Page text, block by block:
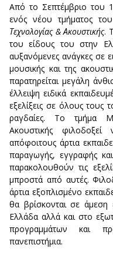
Από το Σεπτέμβριο του
ενός νέου τμήματος
Τεχνολογίας & Ακουστικής.
του είδους του στην
αυξανόμενες ανάγκες σε
μουσικής και της
παρατηρείται μεγάλη
έλλειψη ειδικά
εξελίξεις σε όλους τους
ραγδαίες. Το τμήμα
Ακουστικής
απόφοιτους άρτια
παραγωγής, εγγραφής
παρακολουθούν τις
μπροστά από αυτές.
άρτια εξοπλισμένο
θα βρίσκονται σε άμεση
Ελλάδα αλλά και στο
προγραμμάτων και
πανεπιστήμια.